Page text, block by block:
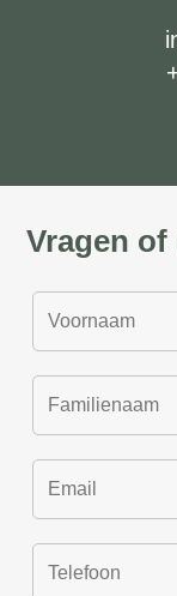
Vragen